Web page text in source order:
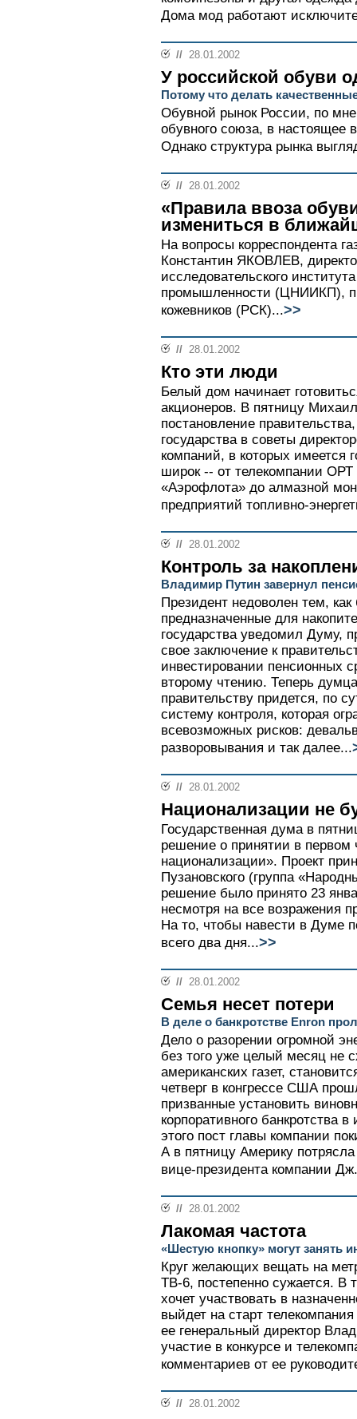
Дома мод работают
// 28.01.2002
У российской обуви
Потому что делать
Обувной рынок России, по
обувного союза, в настоящее
Однако структура рынка
// 28.01.2002
«Правила ввоза
измениться в
На вопросы корреспондента
Константин ЯКОВЛЕВ,
исследовательского
промышленности (ЦНИИКП),
кожевников (РСК)...>>
// 28.01.2002
Кто эти люди
Белый дом начинает
акционеров. В пятницу
постановление
государства в советы
компаний, в которых имеется
широк -- от телекомпании ОРТ
«Аэрофлота» до алмазной
предприятий топливно-
// 28.01.2002
Контроль за
Владимир Путин завернул
Президент недоволен тем, как
предназначенные для
государства уведомил Думу,
свое заключение к
инвестировании пенсионных
второму чтению. Теперь
правительству придется, по
систему контроля, которая
всевозможных рисков:
разворовывания и так далее...
// 28.01.2002
Национализации не
Государственная дума в
решение о принятии в первом
национализации». Проект
Пузановского (группа
решение было принято 23
несмотря на все возражения
На то, чтобы навести в Думе
всего два дня...>>
// 28.01.2002
Семья несет потери
В деле о банкротстве Enron
Дело о разорении огромной
без того уже целый месяц не
американских газет,
четверг в конгрессе США
призванные установить
корпоративного банкротства
этого пост главы компании
А в пятницу Америку
вице-президента компании
// 28.01.2002
Лакомая частота
«Шестую кнопку» могут занять
Круг желающих вещать на
ТВ-6, постепенно сужается. В
хочет участвовать в
выйдет на старт
ее генеральный директор
участие в конкурсе и
комментариев от ее
// 28.01.2002